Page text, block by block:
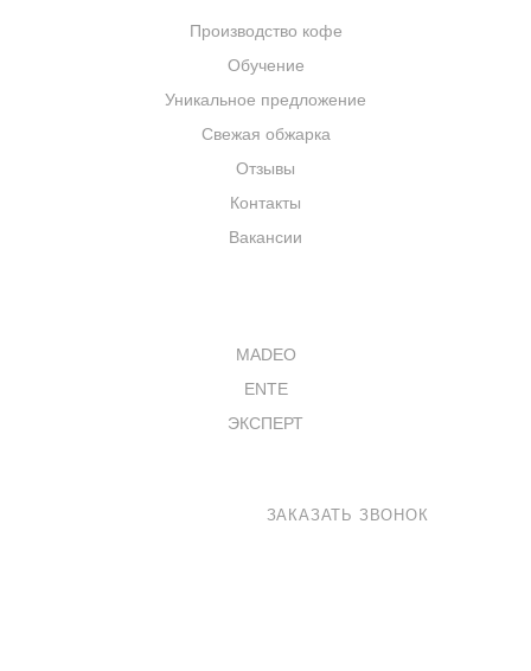
Производство кофе
Обучение
Уникальное предложение
Свежая обжарка
Отзывы
Контакты
Вакансии
MADEO
ENTE
ЭКСПЕРТ
ЗАКАЗАТЬ ЗВОНОК